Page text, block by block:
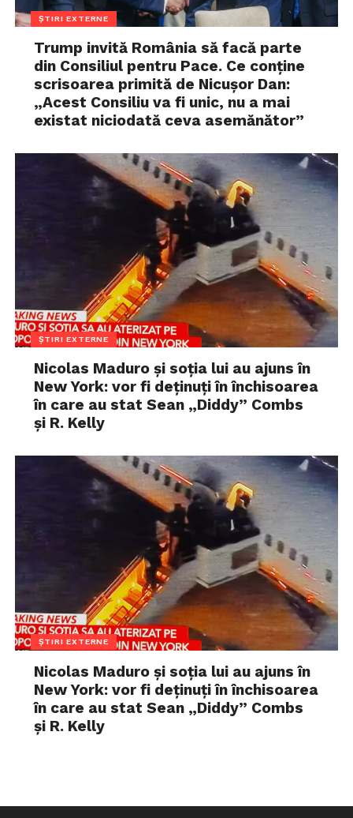
ȘTIRI EXTERNE
Trump invită România să facă parte
din Consiliul pentru Pace. Ce conține
scrisoarea primită de Nicușor Dan:
„Acest Consiliu va fi unic, nu a mai
existat niciodată ceva asemănător”
ȘTIRI EXTERNE
Nicolas Maduro și soția lui au ajuns în
New York: vor fi deținuți în închisoarea
în care au stat Sean „Diddy” Combs
și R. Kelly
ȘTIRI EXTERNE
Nicolas Maduro și soția lui au ajuns în
New York: vor fi deținuți în închisoarea
în care au stat Sean „Diddy” Combs
și R. Kelly